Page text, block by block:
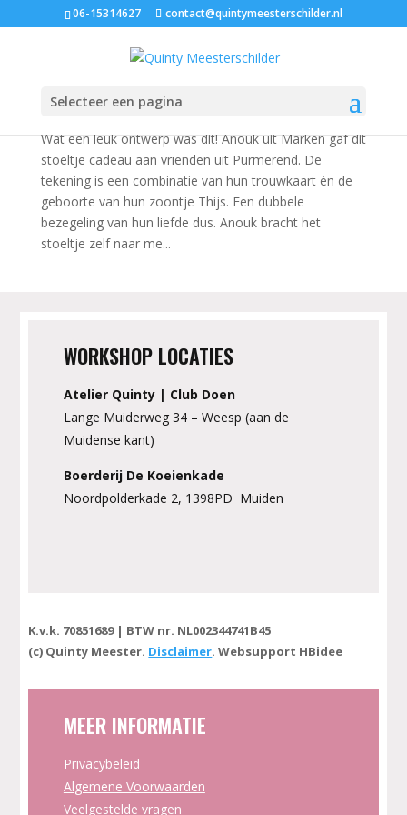
06-15314627 contact@quintymeesterschilder.nl
Selecteer een pagina
Liefdesstoeltje voor Thijs
Stoeltjes met naam
Wat een leuk ontwerp was dit! Anouk uit Marken gaf dit
stoeltje cadeau aan vrienden uit Purmerend. De
tekening is een combinatie van hun trouwkaart én de
geboorte van hun zoontje Thijs. Een dubbele
bezegeling van hun liefde dus. Anouk bracht het
stoeltje zelf naar me...
WORKSHOP LOCATIES
Atelier Quinty | Club Doen
Lange Muiderweg 34 – Weesp (aan de
Muidense kant)
Boerderij De Koeienkade
Noordpolderkade 2, 1398PD Muiden
K.v.k. 70851689 | BTW nr. NL002344741B45
(c) Quinty Meester. Disclaimer. Websupport HBidee
MEER INFORMATIE
Privacybeleid
Algemene Voorwaarden
Veelgestelde vragen